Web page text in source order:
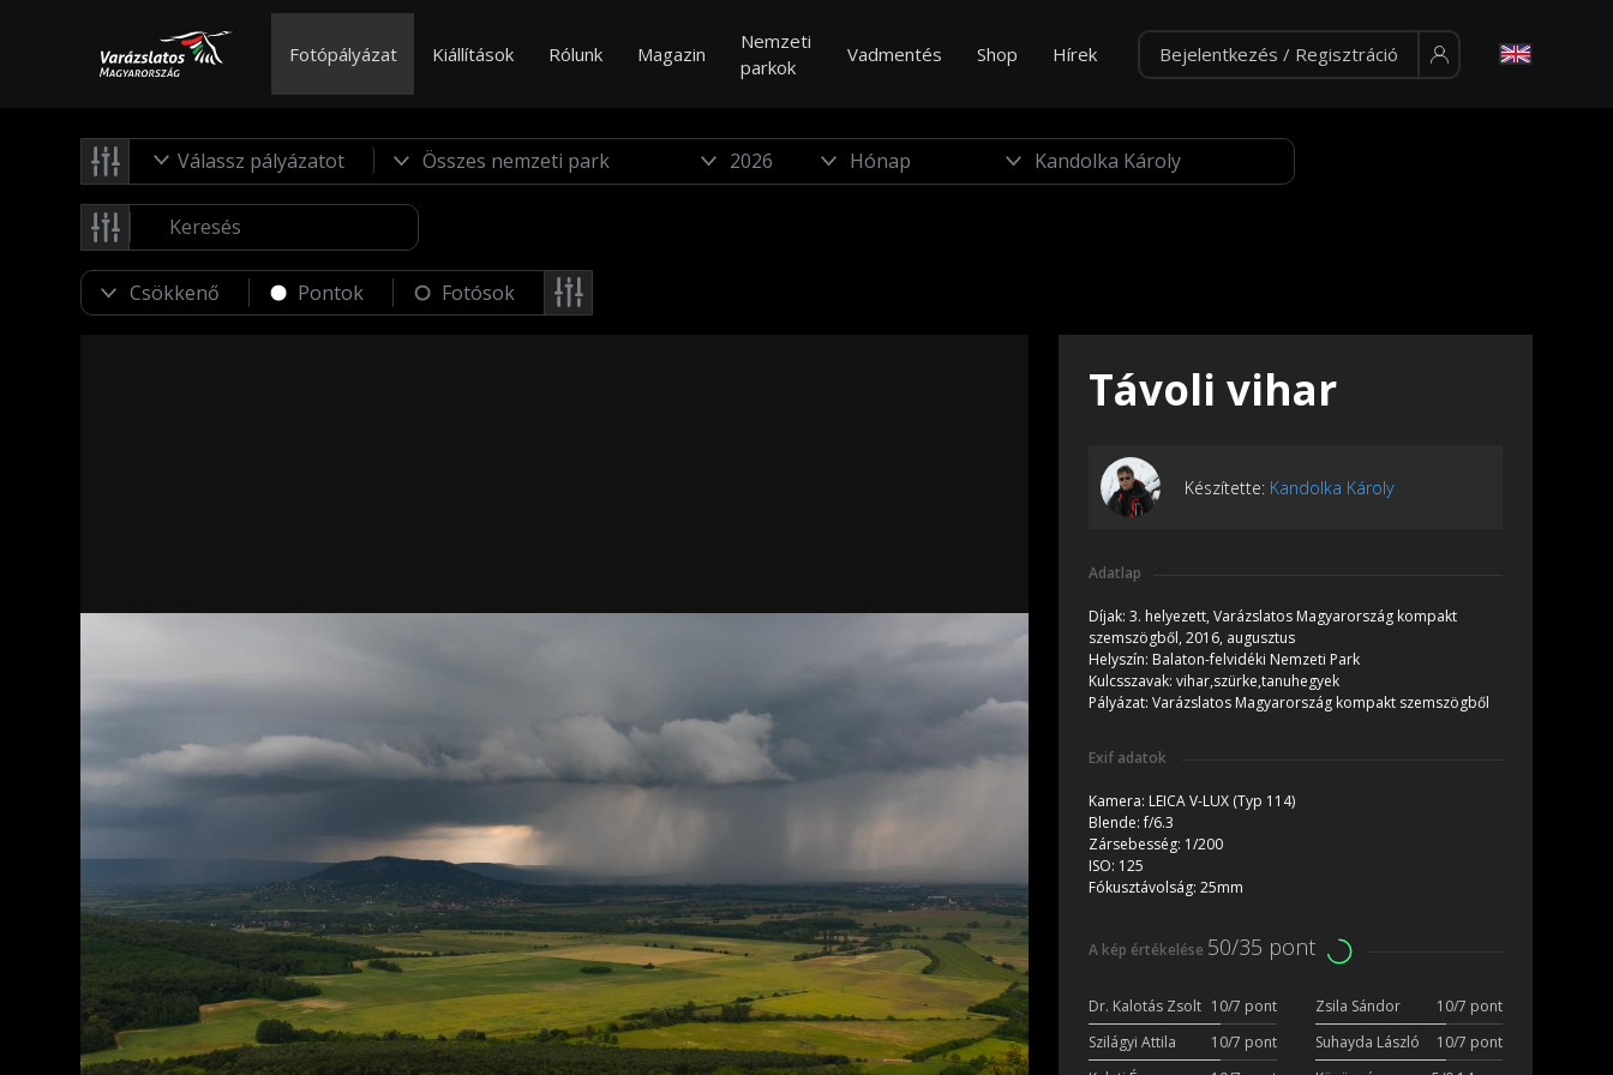
Fotópályázat Kiállítások Rólunk Magazin
Nemzeti
parkok
Vadmentés Shop Hírek Bejelentkezés / Regisztráció
Válassz pályázatot
Pontok Fotósok
Távoli vihar
Készítette: Kandolka Károly
Adatlap
Díjak: 3. helyezett, Varázslatos Magyarország kompakt
szemszögből, 2016, augusztus
Helyszín: Balaton-felvidéki Nemzeti Park
Kulcsszavak: vihar,szürke,tanuhegyek
Pályázat: Varázslatos Magyarország kompakt szemszögből
Exif adatok
Kamera: LEICA V-LUX (Typ 114)
Blende:f/6.3
Zársebesség: 1/200
ISO: 125
Fókusztávolság: 25mm
A kép értékelése 50/35 pont
Dr. Kalotás Zsolt 10/7 pont Zsila Sándor
10/7 pont
Szilágyi Attila
10/7 pont Suhayda László
10/7 pont